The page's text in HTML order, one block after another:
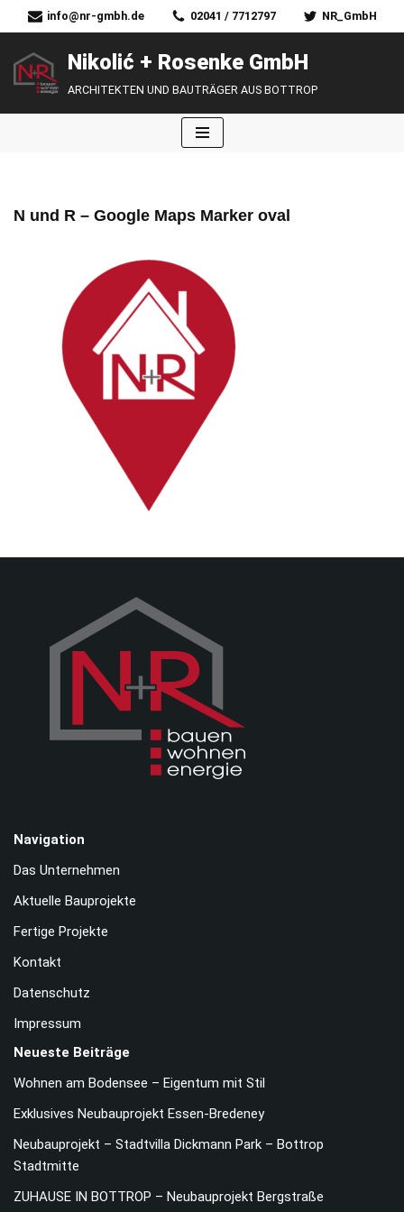
Zum
Inhalt
springen
info@nr-gmbh.de 02041 / 7712797 NR_GmbH
Nikolić + Rosenke GmbH
ARCHITEKTEN UND BAUTRÄGER AUS BOTTROP
N und R – Google Maps Marker oval
Navigation
Das Unternehmen
Aktuelle Bauprojekte
Fertige Projekte
Kontakt
Datenschutz
Impressum
Neueste Beiträge
Wohnen am Bodensee – Eigentum mit Stil
Exklusives Neubauprojekt Essen-Bredeney
Neubauprojekt – Stadtvilla Dickmann Park – Bottrop
Stadtmitte
ZUHAUSE IN BOTTROP – Neubauprojekt Bergstraße